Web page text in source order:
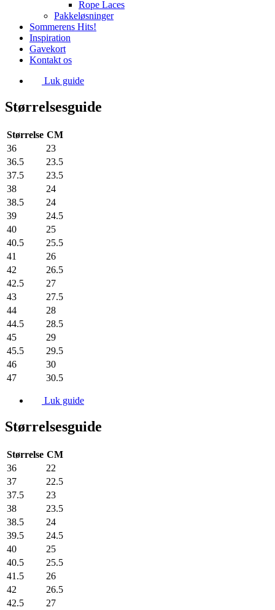
Rope Laces
Pakkeløsninger
Sommerens Hits!
Inspiration
Gavekort
Kontakt os
Luk guide
Størrelsesguide
Størrelse CM
36
23
36.5
23.5
37.5
23.5
38
24
38.5
24
39
24.5
40
25
40.5
25.5
41
26
42
26.5
42.5
27
43
27.5
44
28
44.5
28.5
45
29
45.5
29.5
46
30
47
30.5
Luk guide
Størrelsesguide
Størrelse CM
36
22
37
22.5
37.5
23
38
23.5
38.5
24
39.5
24.5
40
25
40.5
25.5
41.5
26
42
26.5
42.5
27